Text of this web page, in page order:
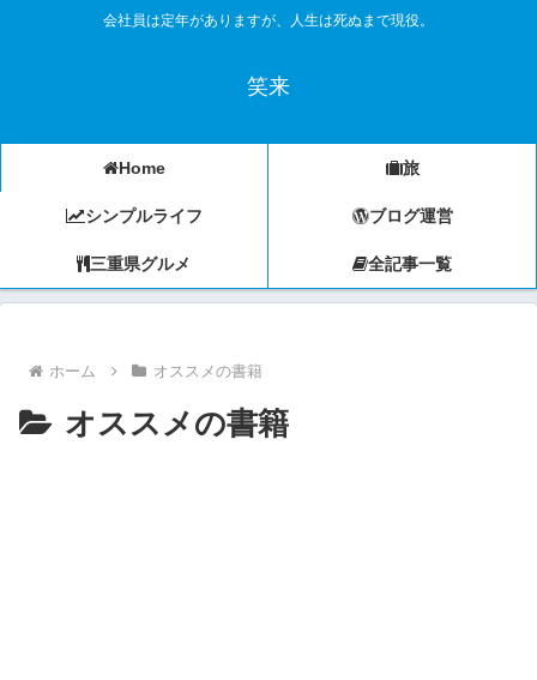
会社員は定年がありますが、人生は死ぬまで現役。
笑来
Home 旅
シンプルライフ ブログ運営
三重県グルメ 全記事一覧
ホーム オススメの書籍
オススメの書籍